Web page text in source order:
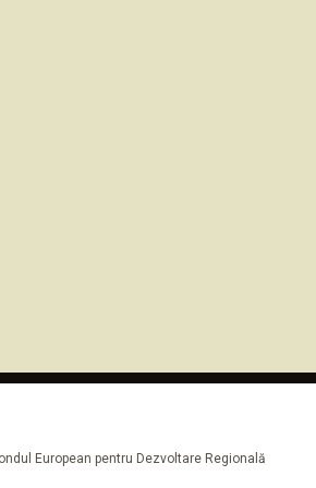
European pentru Dezvoltare Regională